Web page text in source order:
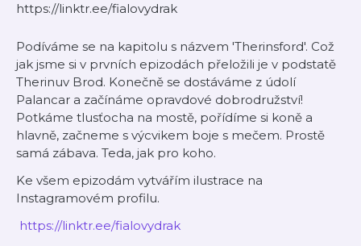
⁠⁠⁠⁠⁠⁠⁠⁠⁠⁠⁠⁠⁠https://linktr.ee/fialovydrak
Podíváme se na kapitolu s názvem 'Therinsford'. Což
jak jsme si v prvních epizodách přeložili je v podstatě
Therinuv Brod. Konečně se dostáváme z údolí
Palancar a začínáme opravdové dobrodružství!
Potkáme tlusťocha na mostě, pořídíme si koně a
hlavně, začneme s výcvikem boje s mečem. Prostě
samá zábava. Teda, jak pro koho.
Ke všem epizodám vytvářím ilustrace na
Instagramovém profilu.
https://linktr.ee/fialovydrak